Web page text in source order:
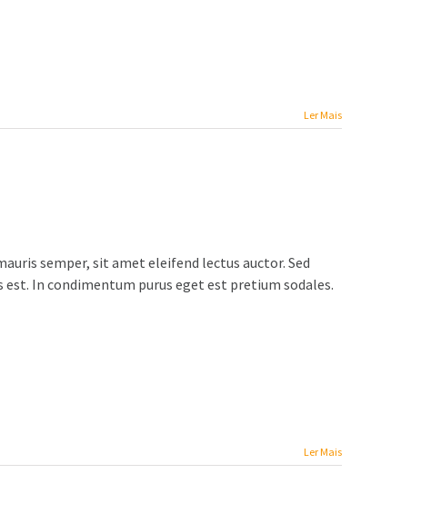
Ler Mais
semper, sit amet eleifend lectus auctor. Sed
In condimentum purus eget est pretium sodales.
Ler Mais